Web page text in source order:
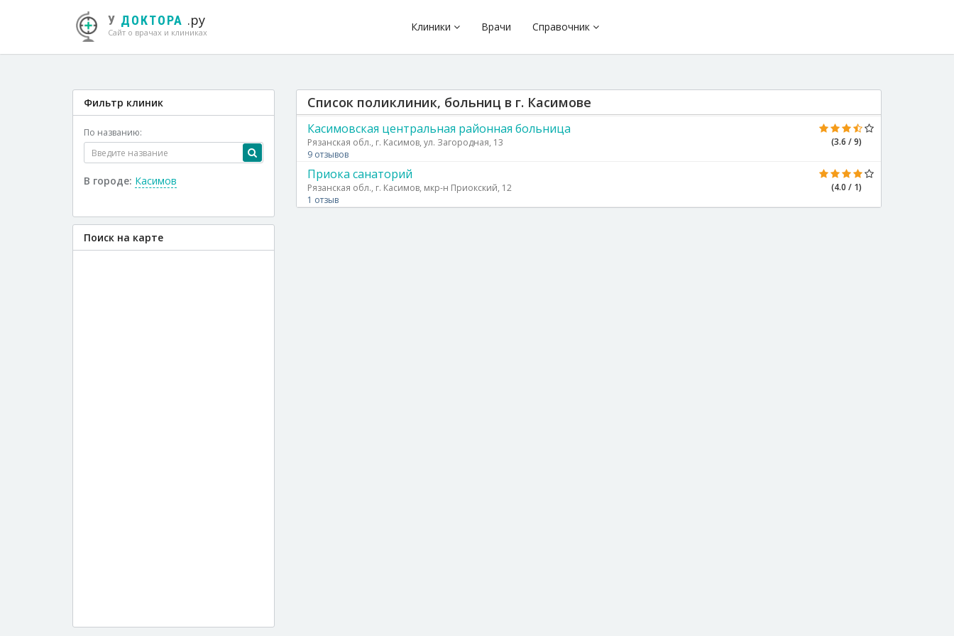
У ДОКТОРА .ру
Сайт о врачах и клиниках Клиники Врачи Справочник
Список поликлиник, больниц в г. Касимове
(3.6 / 9)
Касимовская центральная районная больница
Рязанская обл., г. Касимов, ул. Загородная, 13
9 отзывов
(4.0 / 1)
Приока санаторий
Рязанская обл., г. Касимов, мкр-н Приокский, 12
1 отзыв
Фильтр клиник
По названию:
В городе: Касимов
Поиск на карте